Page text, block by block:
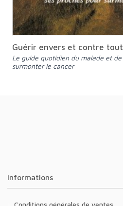
Guérir envers et contre tout
Le guide quotidien du malade et de ses proches pour
surmonter le cancer
Informations
Conditions générales de ventes